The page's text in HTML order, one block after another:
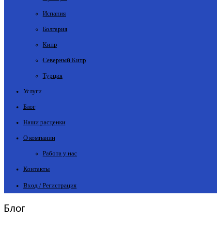
Испания
Болгария
Кипр
Северный Кипр
Турция
Услуги
Блог
Наши расценки
О компании
Работа у нас
Контакты
Вход / Регистрация
Блог